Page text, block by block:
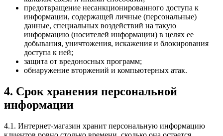
предотвращение несанкционированного доступа к
информации, содержащей личные (персональные)
данные, специальных воздействий на такую
информацию (носителей информации) в целях ее
добывания, уничтожения, искажения и блокирования
доступа к ней;
защита от вредоносных программ;
обнаружение вторжений и компьютерных атак.
4. Срок хранения персональной
информации
4.1. Интернет-магазин хранит персональную информацию